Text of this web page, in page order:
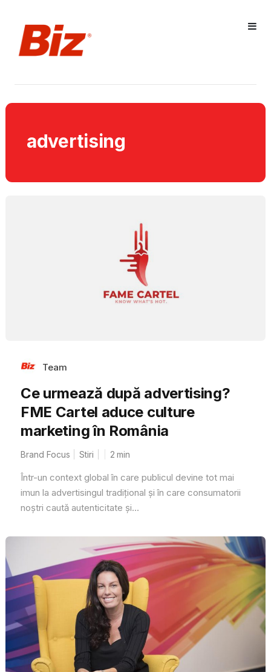
advertising
Team
Ce urmează după advertising?
FME Cartel aduce culture
marketing în România
Brand Focus Stiri 2 min
Într-un context global în care publicul devine tot mai
imun la advertisingul tradițional și în care consumatorii
noștri caută autenticitate și...